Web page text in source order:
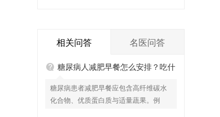
相关问答 名医问答
糖尿病人减肥早餐怎么安排？吃什
么好？
糖尿病患者减肥早餐应包含高纤维碳水
化合物、优质蛋白质与适量蔬果。例